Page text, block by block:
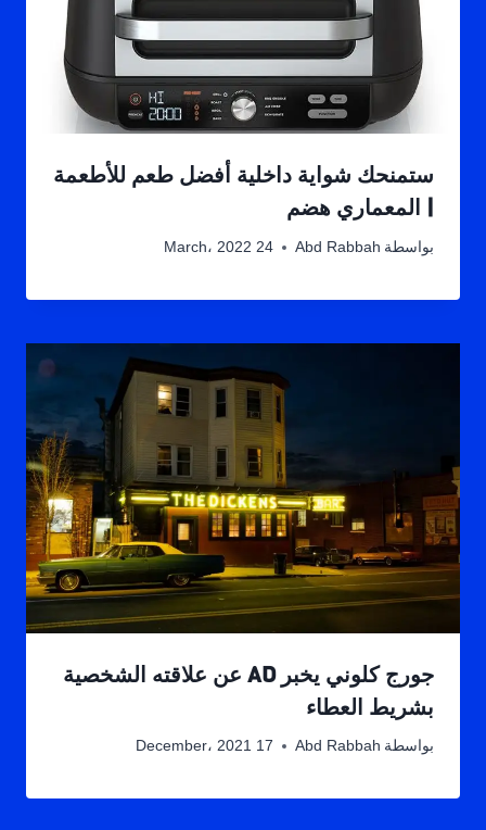
ستمنحك شواية داخلية أفضل طعم للأطعمة
| المعماري هضم
بواسطة Abd Rabbah 24 March، 2022
جورج كلوني يخبر AD عن علاقته الشخصية
بشريط العطاء
بواسطة Abd Rabbah 17 December، 2021